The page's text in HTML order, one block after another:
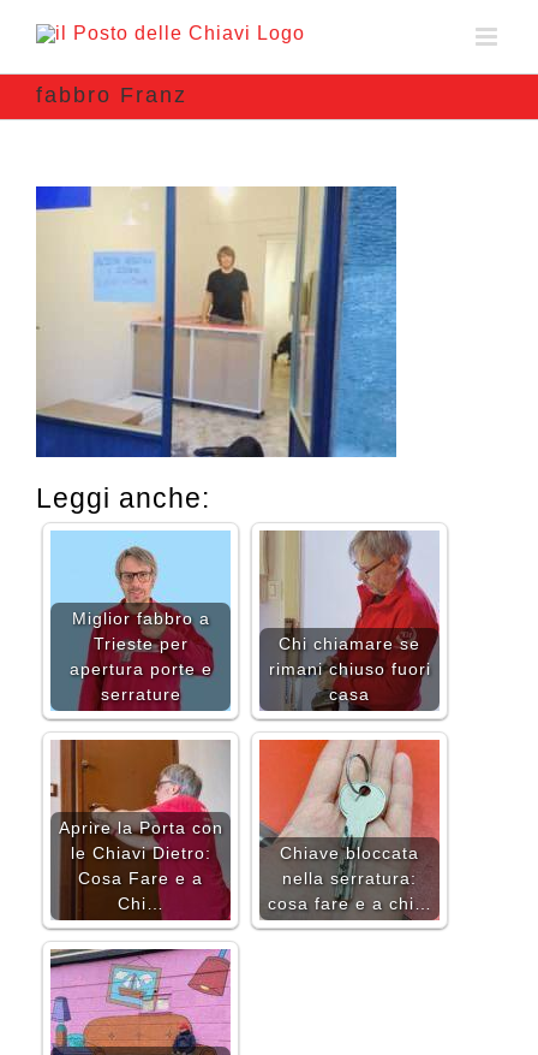
fabbro Franz
Leggi anche:
Miglior fabbro a
Trieste per
apertura porte e
serrature
Chi chiamare se
rimani chiuso fuori
casa
Aprire la Porta con
le Chiavi Dietro:
Cosa Fare e a
Chi…
Chiave bloccata
nella serratura:
cosa fare e a chi…